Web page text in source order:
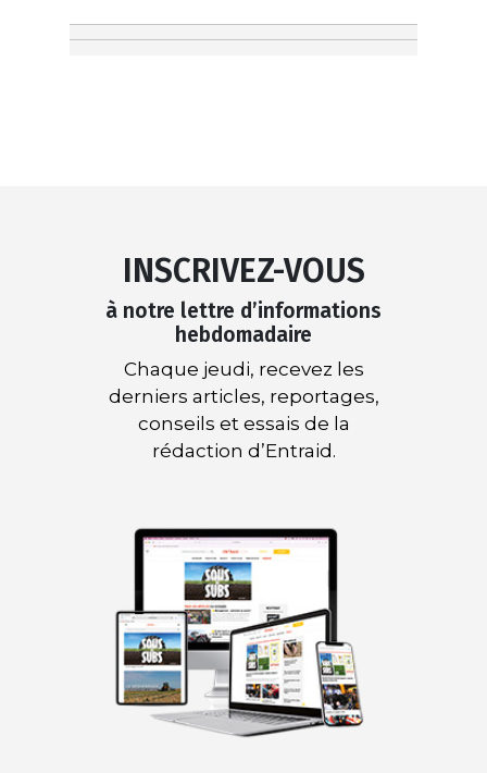
INSCRIVEZ-VOUS
à notre lettre d’informations
hebdomadaire
Chaque jeudi, recevez les
derniers articles, reportages,
conseils et essais de la
rédaction d’Entraid.